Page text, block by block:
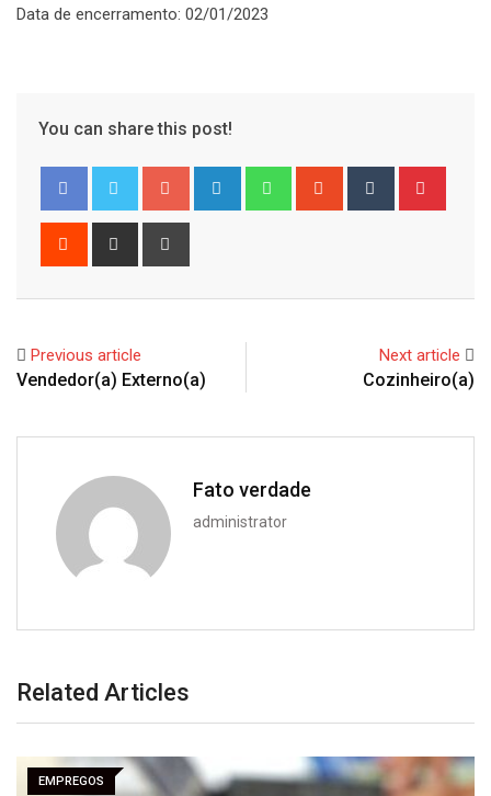
Data de encerramento: 02/01/2023
You can share this post!
Google+ LinkedIn WhatsappStumbleUpon
Tumblr
Reddit
Share
Previous article
Vendedor(a) Externo(a)
Next article
Cozinheiro(a)
Fato verdade
administrator
Related Articles
EMPREGOS